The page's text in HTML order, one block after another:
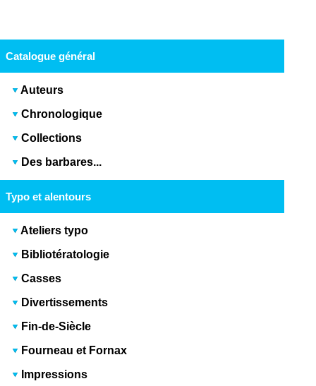
Catalogue général
Auteurs
Chronologique
Collections
Des barbares...
Typo et alentours
Ateliers typo
Bibliotératologie
Casses
Divertissements
Fin-de-Siècle
Fourneau et Fornax
Impressions